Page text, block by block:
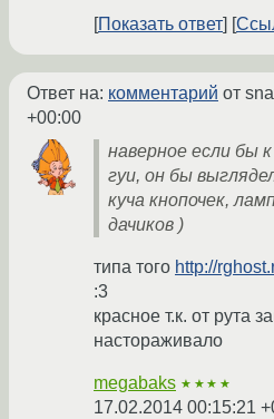
Показать ответ
Ответ на: комментарий от
+00:00
наверное если бы
гуи, он бы
куча кнопочек,
дачиков )
типа того http://
:3
красное т.к. от рута
настораживало
megabaks ★★★★
17.02.2014 00:15:21